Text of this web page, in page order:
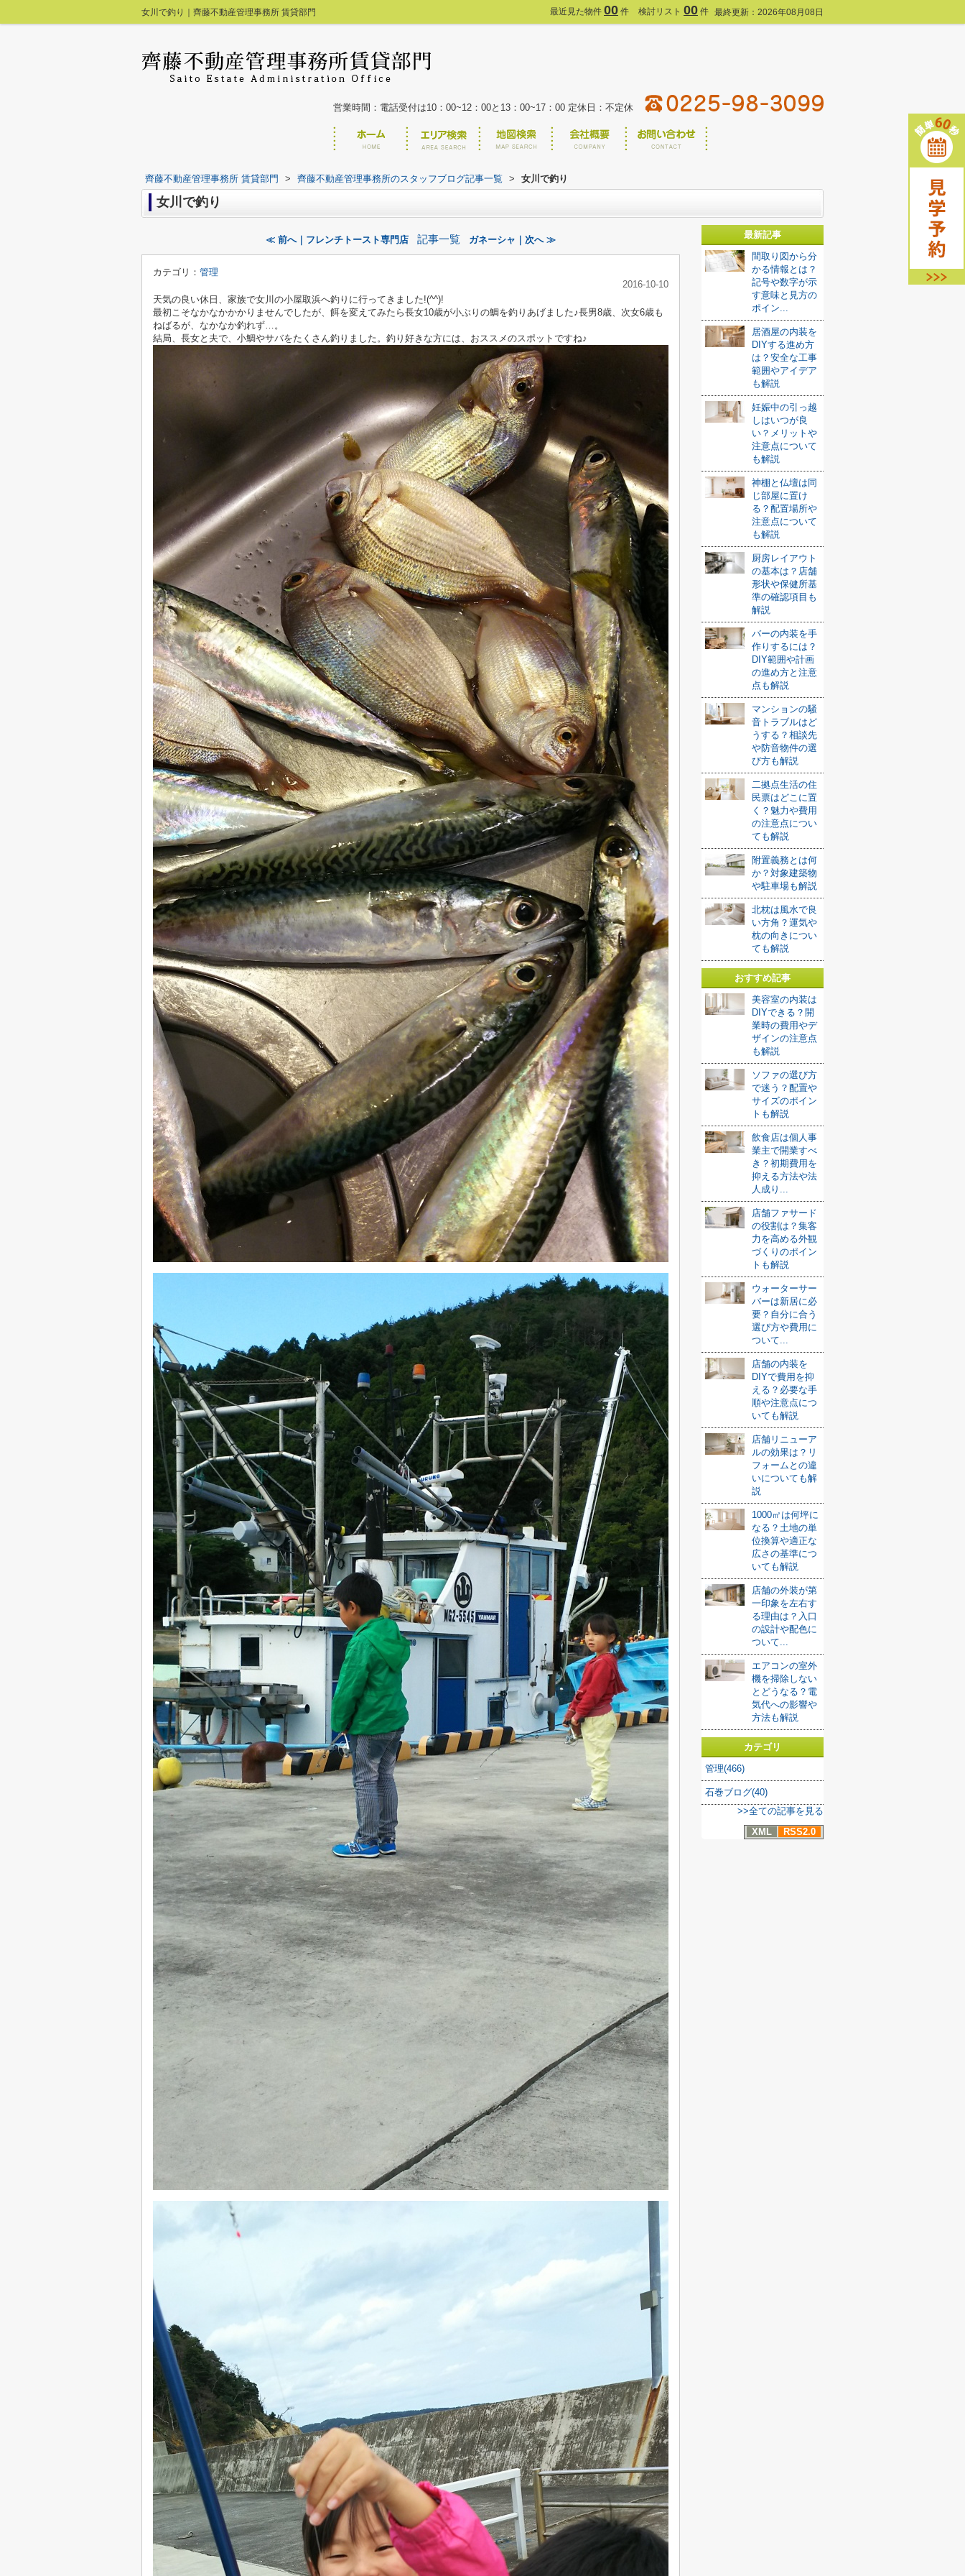
女川で釣り｜齊藤不動産管理事務所 賃貸部門 最近見た物件 00 件 検討リスト 00 件 最終更新：2026年08月08日
営業時間：電話受付は10：00~12：00と13：00~17：00 定休日：不定休
齊藤不動産管理事務所 賃貸部門 > 齊藤不動産管理事務所のスタッフブログ記事一覧 > 女川で釣り
女川で釣り
≪ 前へ｜フレンチトースト専門店 記事一覧 ガネーシャ｜次へ ≫
カテゴリ： 管理
2016-10-10
天気の良い休日、家族で女川の小屋取浜へ釣りに行ってきました!(^^)!
最初こそなかなかかかりませんでしたが、餌を変えてみたら長女10歳が小ぶりの鯛を釣りあげました♪長男8歳、次女6歳も
ねばるが、なかなか釣れず…。
結局、長女と夫で、小鯛やサバをたくさん釣りました。釣り好きな方には、おススメのスポットですね♪
最新記事
間取り図から分
かる情報とは？
記号や数字が示
す意味と見方の
ポイン...
居酒屋の内装を
DIYする進め方
は？安全な工事
範囲やアイデア
も解説
妊娠中の引っ越
しはいつが良
い？メリットや
注意点について
も解説
神棚と仏壇は同
じ部屋に置け
る？配置場所や
注意点について
も解説
厨房レイアウト
の基本は？店舗
形状や保健所基
準の確認項目も
解説
バーの内装を手
作りするには？
DIY範囲や計画
の進め方と注意
点も解説
マンションの騒
音トラブルはど
うする？相談先
や防音物件の選
び方も解説
二拠点生活の住
民票はどこに置
く？魅力や費用
の注意点につい
ても解説
附置義務とは何
か？対象建築物
や駐車場も解説
北枕は風水で良
い方角？運気や
枕の向きについ
ても解説
おすすめ記事
美容室の内装は
DIYできる？開
業時の費用やデ
ザインの注意点
も解説
ソファの選び方
で迷う？配置や
サイズのポイン
トも解説
飲食店は個人事
業主で開業すべ
き？初期費用を
抑える方法や法
人成り...
店舗ファサード
の役割は？集客
力を高める外観
づくりのポイン
トも解説
ウォーターサー
バーは新居に必
要？自分に合う
選び方や費用に
ついて...
店舗の内装を
DIYで費用を抑
える？必要な手
順や注意点につ
いても解説
店舗リニューア
ルの効果は？リ
フォームとの違
いについても解
説
1000㎡は何坪に
なる？土地の単
位換算や適正な
広さの基準につ
いても解説
店舗の外装が第
一印象を左右す
る理由は？入口
の設計や配色に
ついて...
エアコンの室外
機を掃除しない
とどうなる？電
気代への影響や
方法も解説
カテゴリ
管理(466)
石巻ブログ(40)
>>全ての記事を見る
XML
RSS2.0